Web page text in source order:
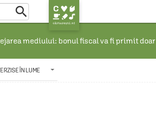

mediului: bonul fiscal va fi primit doar
ÎN LUME